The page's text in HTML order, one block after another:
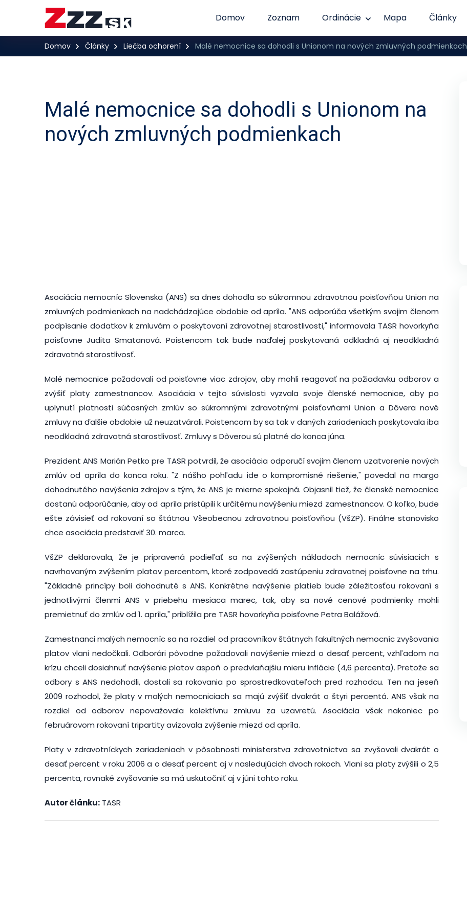
Domov Zoznam Ordinácie Mapa Články
Domov Články Liečba ochorení Malé nemocnice sa dohodli s Unionom na nových zmluvných podmienkach
Malé nemocnice sa dohodli s Unionom na
nových zmluvných podmienkach
Asociácia nemocníc Slovenska (ANS) sa dnes dohodla so súkromnou zdravotnou poisťovňou Union na
zmluvných podmienkach na nadchádzajúce obdobie od apríla. "ANS odporúča všetkým svojim členom
podpísanie dodatkov k zmluvám o poskytovaní zdravotnej starostlivosti," informovala TASR hovorkyňa
poisťovne Judita Smatanová. Poistencom tak bude naďalej poskytovaná odkladná aj neodkladná
zdravotná starostlivosť.
Malé nemocnice požadovali od poisťovne viac zdrojov, aby mohli reagovať na požiadavku odborov a
zvýšiť platy zamestnancov. Asociácia v tejto súvislosti vyzvala svoje členské nemocnice, aby po
uplynutí platnosti súčasných zmlúv so súkromnými zdravotnými poisťovňami Union a Dôvera nové
zmluvy na ďalšie obdobie už neuzatvárali. Poistencom by sa tak v daných zariadeniach poskytovala iba
neodkladná zdravotná starostlivosť. Zmluvy s Dôverou sú platné do konca júna.
Prezident ANS Marián Petko pre TASR potvrdil, že asociácia odporučí svojim členom uzatvorenie nových
zmlúv od apríla do konca roku. "Z nášho pohľadu ide o kompromisné riešenie," povedal na margo
dohodnutého navýšenia zdrojov s tým, že ANS je mierne spokojná. Objasnil tiež, že členské nemocnice
dostanú odporúčanie, aby od apríla pristúpili k určitému navýšeniu miezd zamestnancov. O koľko, bude
ešte závisieť od rokovaní so štátnou Všeobecnou zdravotnou poisťovňou (VšZP). Finálne stanovisko
chce asociácia predstaviť 30. marca.
VšZP deklarovala, že je pripravená podieľať sa na zvýšených nákladoch nemocníc súvisiacich s
navrhovaným zvýšením platov percentom, ktoré zodpovedá zastúpeniu zdravotnej poisťovne na trhu.
"Základné princípy boli dohodnuté s ANS. Konkrétne navýšenie platieb bude záležitosťou rokovaní s
jednotlivými členmi ANS v priebehu mesiaca marec, tak, aby sa nové cenové podmienky mohli
premietnuť do zmlúv od 1. apríla," priblížila pre TASR hovorkyňa poisťovne Petra Balážová.
Zamestnanci malých nemocníc sa na rozdiel od pracovníkov štátnych fakultných nemocníc zvyšovania
platov vlani nedočkali. Odborári pôvodne požadovali navýšenie miezd o desať percent, vzhľadom na
krízu chceli dosiahnuť navýšenie platov aspoň o predvlaňajšiu mieru inflácie (4,6 percenta). Pretože sa
odbory s ANS nedohodli, dostali sa rokovania po sprostredkovateľoch pred rozhodcu. Ten na jeseň
2009 rozhodol, že platy v malých nemocniciach sa majú zvýšiť dvakrát o štyri percentá. ANS však na
rozdiel od odborov nepovažovala kolektívnu zmluvu za uzavretú. Asociácia však nakoniec po
februárovom rokovaní tripartity avizovala zvýšenie miezd od apríla.
Platy v zdravotníckych zariadeniach v pôsobnosti ministerstva zdravotníctva sa zvyšovali dvakrát o
desať percent v roku 2006 a o desať percent aj v nasledujúcich dvoch rokoch. Vlani sa platy zvýšili o 2,5
percenta, rovnaké zvyšovanie sa má uskutočniť aj v júni tohto roku.
Autor článku: TASR